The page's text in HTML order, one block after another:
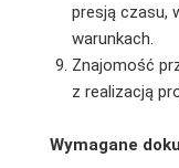
presją czasu,
warunkach.
Znajomość
z realizacją
Wymagane